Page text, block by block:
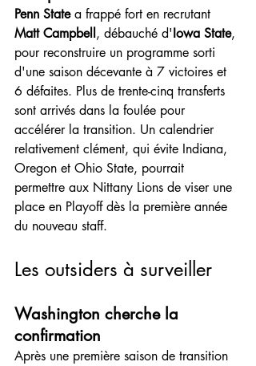
Penn State a frappé fort en recrutant
Matt Campbell, débauché d'Iowa State,
pour reconstruire un programme sorti
d'une saison décevante à 7 victoires et
6 défaites. Plus de trente-cinq transferts
sont arrivés dans la foulée pour
accélérer la transition. Un calendrier
relativement clément, qui évite Indiana,
Oregon et Ohio State, pourrait
permettre aux Nittany Lions de viser une
place en Playoff dès la première année
du nouveau staff.
Les outsiders à surveiller
Washington cherche la
confirmation
Après une première saison de transition